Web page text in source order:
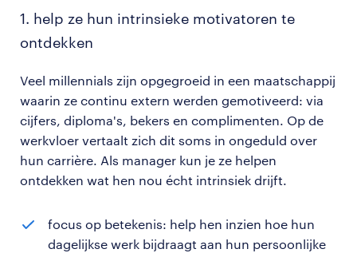
1. help ze hun intrinsieke motivatoren te
ontdekken
Veel millennials zijn opgegroeid in een maatschappij
waarin ze continu extern werden gemotiveerd: via
cijfers, diploma's, bekers en complimenten. Op de
werkvloer vertaalt zich dit soms in ongeduld over
hun carrière. Als manager kun je ze helpen
ontdekken wat hen nou écht intrinsiek drijft.
focus op betekenis: help hen inzien hoe hun
dagelijkse werk bijdraagt aan hun persoonlijke